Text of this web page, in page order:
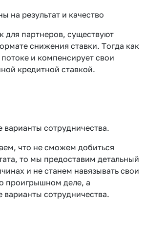
на результат и качество
для партнеров, существуют
снижения ставки. Тогда как
и компенсирует свои
кредитной ставкой.
сотрудничества.
что не сможем добиться
то мы предоставим детальный
и не станем навязывать свои
проигрышном деле, а
сотрудничества.